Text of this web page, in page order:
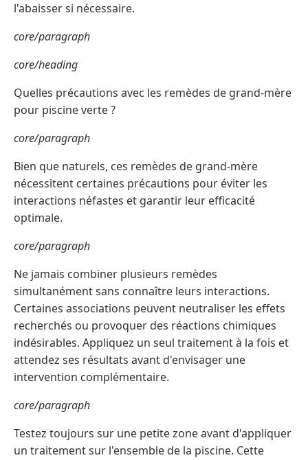
l'abaisser si nécessaire.
core/paragraph
core/heading
Quelles précautions avec les remèdes de grand-mère
pour piscine verte ?
core/paragraph
Bien que naturels, ces remèdes de grand-mère
nécessitent certaines précautions pour éviter les
interactions néfastes et garantir leur efficacité
optimale.
core/paragraph
Ne jamais combiner plusieurs remèdes
simultanément sans connaître leurs interactions.
Certaines associations peuvent neutraliser les effets
recherchés ou provoquer des réactions chimiques
indésirables. Appliquez un seul traitement à la fois et
attendez ses résultats avant d'envisager une
intervention complémentaire.
core/paragraph
Testez toujours sur une petite zone avant d'appliquer
un traitement sur l'ensemble de la piscine. Cette